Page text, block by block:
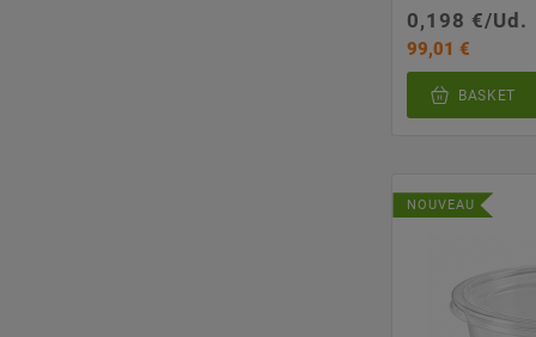
0,198 €/Ud.
99,01 €
BASKET
NOUVEAU